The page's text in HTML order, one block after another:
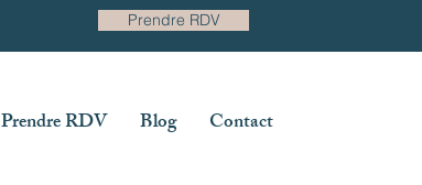
Prendre RDV
Prendre RDV Blog Contact